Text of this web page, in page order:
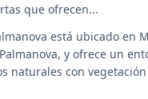
que ofrecen...
está ubicado en
y ofrece un
naturales con